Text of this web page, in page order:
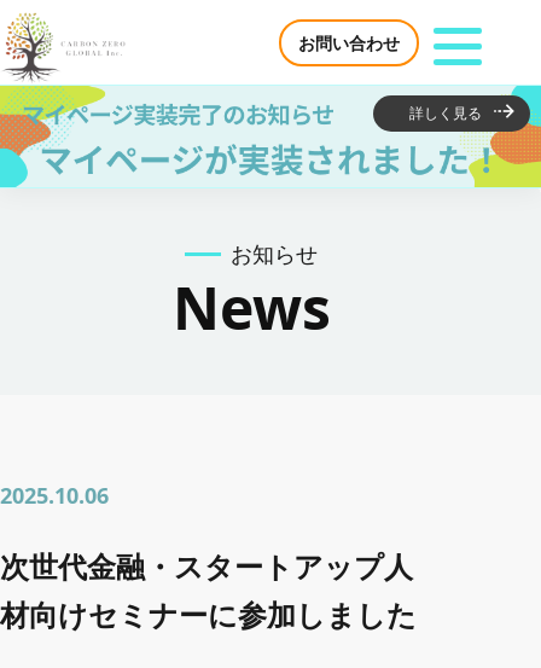
お問い合わせ
サービス紹介
環境活動が利益になる 生産者・企業様
カーボンクレジットで脱炭素を支援 企業様
行支援
カーボンクレジットとは？
詳しく見る
お知らせ
News
2025.10.06
次世代金融・スタートアップ人
材向けセミナーに参加しました